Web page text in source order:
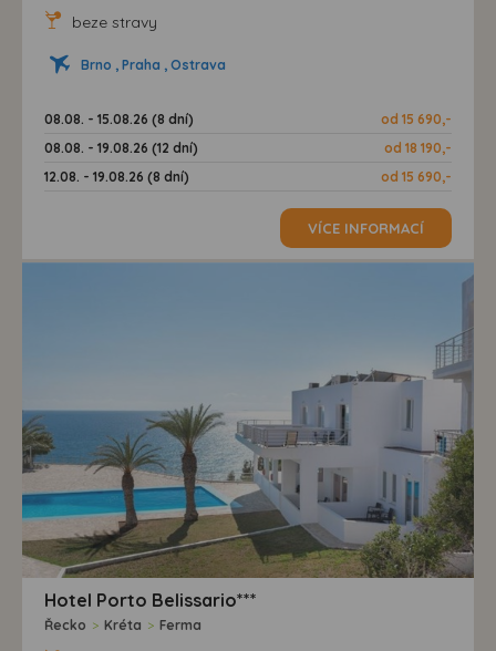
beze stravy
Brno , Praha , Ostrava
08.08. - 15.08.26 (8 dní)
od 15 690,-
08.08. - 19.08.26 (12 dní)
od 18 190,-
12.08. - 19.08.26 (8 dní)
od 15 690,-
VÍCE INFORMACÍ
Hotel Porto Belissario***
Řecko > Kréta > Ferma